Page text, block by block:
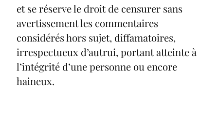
et se réserve le droit de censurer sans
avertissement les commentaires
considérés hors sujet, diffamatoires,
irrespectueux d’autrui, portant atteinte à
l’intégrité d’une personne ou encore
haineux.